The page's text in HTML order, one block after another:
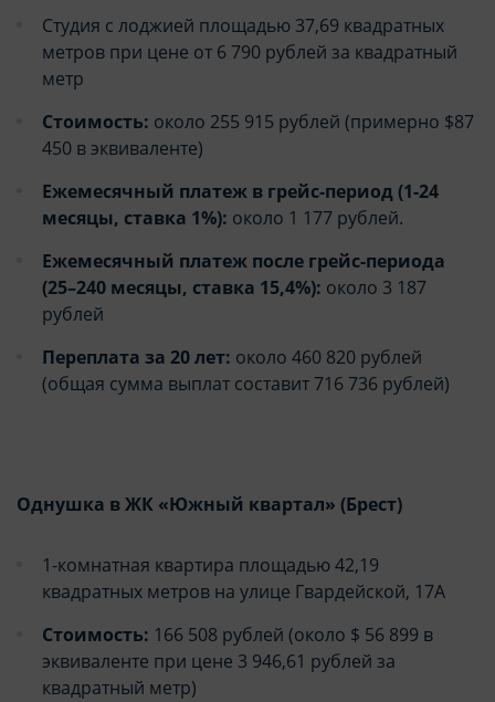
Студия с лоджией площадью 37,69 квадратных
метров при цене от 6 790 рублей за квадратный
метр
Стоимость: около 255 915 рублей (примерно $87
450 в эквиваленте)
Ежемесячный платеж в грейс-период (1-24
месяцы, ставка 1%): около 1 177 рублей.
Ежемесячный платеж после грейс-периода
(25–240 месяцы, ставка 15,4%): около 3 187
рублей
Переплата за 20 лет: около 460 820 рублей
(общая сумма выплат составит 716 736 рублей)
Однушка в ЖК «Южный квартал» (Брест)
1-комнатная квартира площадью 42,19
квадратных метров на улице Гвардейской, 17А
Стоимость: 166 508 рублей (около $ 56 899 в
эквиваленте при цене 3 946,61 рублей за
квадратный метр)
статистических целях, позволяют подсчитывать
количество и длительность посещений Сайта,
анализировать как посетители используют Сайт,
что помогает улучшать его
производительность и сделать более удобным
для использования. Запретить хранение
данного типа cookie-файлов можно
непосредственно на Сайте либо в настройках
браузера.
Рекламные cookie-файлы
Рекламные cookie-файлы используются для
рекламы (предоставление более актуального и
подходящего контента и
статистических целях, позволяют подсчитывать
количество и длительность посещений Сайта,
анализировать как посетители используют Сайт,
что помогает улучшать его
производительность и сделать более удобным
для использования. Запретить хранение
данного типа cookie-файлов можно
непосредственно на Сайте либо в настройках
браузера.
Рекламные cookie-файлы
Рекламные cookie-файлы используются для
рекламы (предоставление более актуального и
подходящего контента и